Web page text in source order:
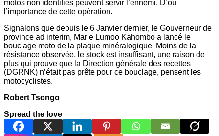
motos non identifiés peuvent servir l’ennemi. D’où
l’importance de cette opération.
Signalons que depuis le 6 Janvier dernier, le Gouverneur de
province ad interim, Marie Lumoo Kahombo a lancé le
bouclage moto de la plaque minéralogique. Moins de la
résistance observée, le stock est insuffisant, une raison de
plus qui prouve que la Direction générale des recettes
(DGRNK) n’était pas prête pour ce bouclage, pensent les
motocyclistes.
Robert Tsongo
Spread the love